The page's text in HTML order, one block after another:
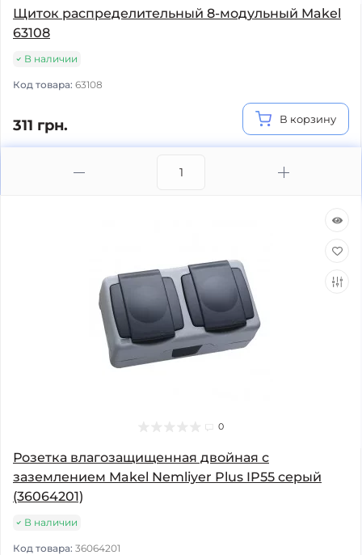
Щиток распределительный 8-модульный Makel
63108
В наличии
Код товара: 63108
311 грн. В корзину
0
Розетка влагозащищенная двойная с
заземлением Makel Nemliyer Plus IP55 серый
(36064201)
В наличии
Код товара: 36064201